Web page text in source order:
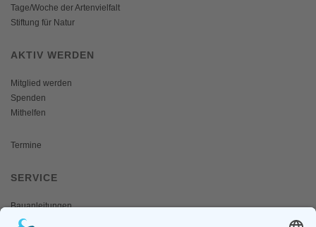
Tage/Woche der Artenvielfalt
Stiftung für Natur
AKTIV WERDEN
Mitglied werden
Spenden
Mithelfen
Termine
SERVICE
Bauanleitungen
Schulangebote